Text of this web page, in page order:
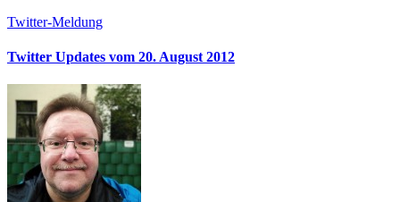
Twitter-Meldung
Twitter Updates vom 20. August 2012